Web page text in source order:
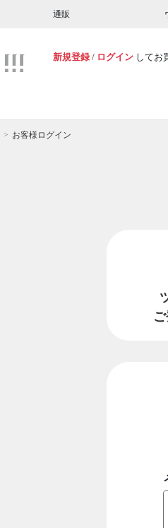
通販
新規登録 / ログイン してお
お客様ログイン